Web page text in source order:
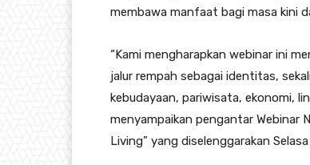
membawa manfaat bagi masa kini
“Kami mengharapkan webinar ini
jalur rempah sebagai identitas,
kebudayaan, pariwisata, ekonomi,
menyampaikan pengantar Webinar
Living” yang diselenggarakan